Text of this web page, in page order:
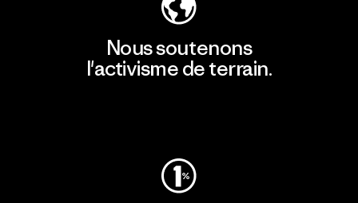
Nous soutenons
l'activisme de terrain.